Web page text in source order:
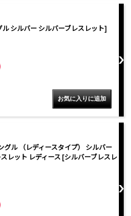
シルバー シルバーブレスレット]
グル （レディースタイプ） シルバー
レット レディース [シルバーブレスレ